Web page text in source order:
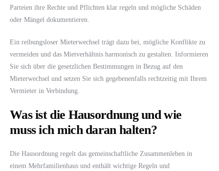
Parteien ihre Rechte und Pflichten klar regeln und mögliche Schäden
oder Mängel dokumentieren.
Ein reibungsloser Mieterwechsel trägt dazu bei, mögliche Konflikte zu
vermeiden und das Mietverhältnis harmonisch zu gestalten. Informieren
Sie sich über die gesetzlichen Bestimmungen in Bezug auf den
Mieterwechsel und setzen Sie sich gegebenenfalls rechtzeitig mit Ihrem
Vermieter in Verbindung.
Was ist die Hausordnung und wie
muss ich mich daran halten?
Die Hausordnung regelt das gemeinschaftliche Zusammenleben in
einem Mehrfamilienhaus und enthält wichtige Regeln und